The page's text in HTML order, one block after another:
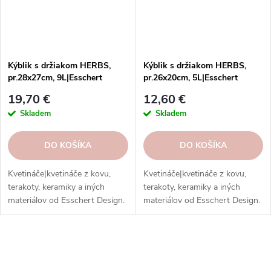
Kýblik s držiakom HERBS,
pr.28x27cm, 9L|Esschert
19,70 €
Skladem
DO KOŠÍKA
Kvetináče|kvetináče z kovu,
terakoty, keramiky a iných
materiálov od Esschert Design.
Štýlové a kvalitné doplnky pre
Kýblik s držiakom HERBS,
pr.26x20cm, 5L|Esschert
12,60 €
Skladem
DO KOŠÍKA
Kvetináče|kvetináče z kovu,
terakoty, keramiky a iných
materiálov od Esschert Design.
Štýlové a kvalitné doplnky pre